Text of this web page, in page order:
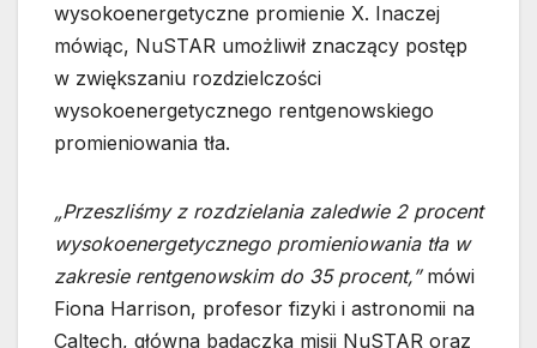
wysokoenergetyczne promienie X. Inaczej
mówiąc, NuSTAR umożliwił znaczący postęp
w zwiększaniu rozdzielczości
wysokoenergetycznego rentgenowskiego
promieniowania tła.
„Przeszliśmy z rozdzielania zaledwie 2 procent
wysokoenergetycznego promieniowania tła w
zakresie rentgenowskim do 35 procent,”mówi
Fiona Harrison, profesor fizyki i astronomii na
Caltech, główna badaczka misji NuSTAR oraz